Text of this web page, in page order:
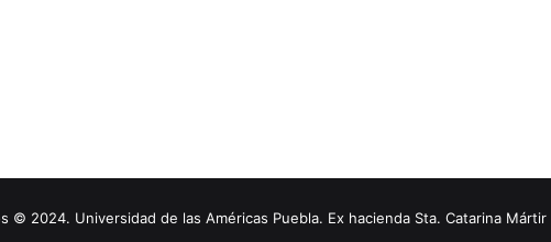
© 2024. Universidad de las Américas Puebla. Ex hacienda Sta. Catarina